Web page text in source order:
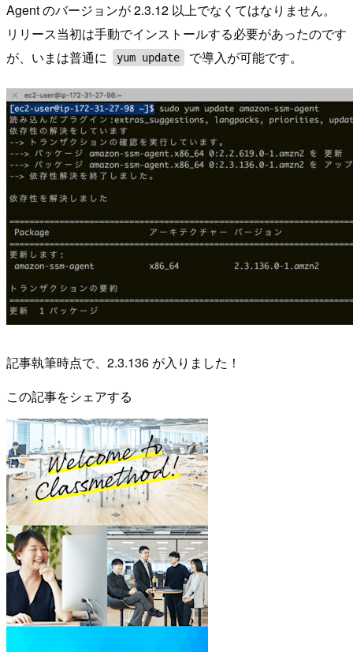
Agent のバージョンが 2.3.12 以上でなくてはなりません。
リリース当初は手動でインストールする必要があったのです
が、いまは普通に
yum update で導入が可能です。
記事執筆時点で、2.3.136 が入りました！
この記事をシェアする